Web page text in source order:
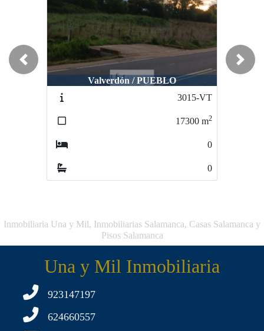
Valverdón / PUEBLOGuijuelo / PUEBLO
2992-VT
434m
Previous Next
Inmobiliaria Una y Mil, Inmobiliarias Salamanca, Casas Salamanca y
Pisos Salamanca
Una y Mil Inmobiliaria
923147197
624660557